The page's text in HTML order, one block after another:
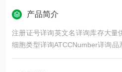
产品简介
注册证号详询英文名详询库存大量
细胞类型详询ATCCNumber详询品
详询物种来源详询免疫类型详询细